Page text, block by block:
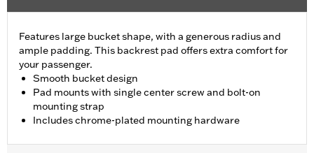
Features large bucket shape, with a generous radius and
ample padding. This backrest pad offers extra comfort for
your passenger.
Smooth bucket design
Pad mounts with single center screw and bolt-on
mounting strap
Includes chrome-plated mounting hardware